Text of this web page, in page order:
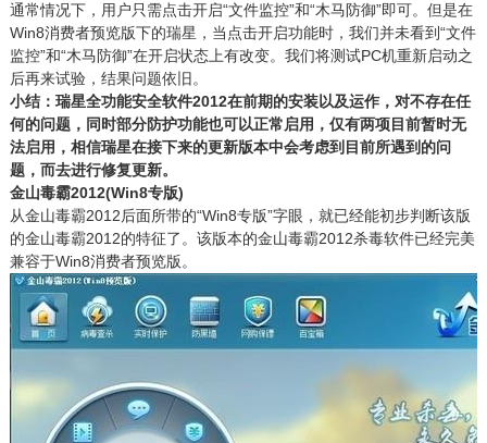
通常情况下，用户只需点击开启“文件监控”和“木马防御”即可。但是在
Win8消费者预览版下的瑞星，当点击开启功能时，我们并未看到“文件
监控”和“木马防御”在开启状态上有改变。我们将测试PC机重新启动之
后再来试验，结果问题依旧。
小结：瑞星全功能安全软件2012在前期的安装以及运作，对不存在任
何的问题，同时部分防护功能也可以正常启用，仅有两项目前暂时无
法启用，相信瑞星在接下来的更新版本中会考虑到目前所遇到的问
题，而去进行修复更新。
金山毒霸2012(Win8专版)
从金山毒霸2012后面所带的“Win8专版”字眼，就已经能初步判断该版
的金山毒霸2012的特征了。该版本的金山毒霸2012杀毒软件已经完美
兼容于Win8消费者预览版。